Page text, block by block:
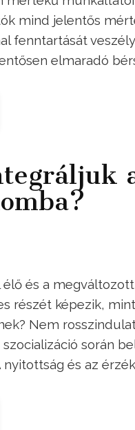
mind jelentős
fenntartását
elmaradó
élő és a
részét képezik,
Nem
során
és az